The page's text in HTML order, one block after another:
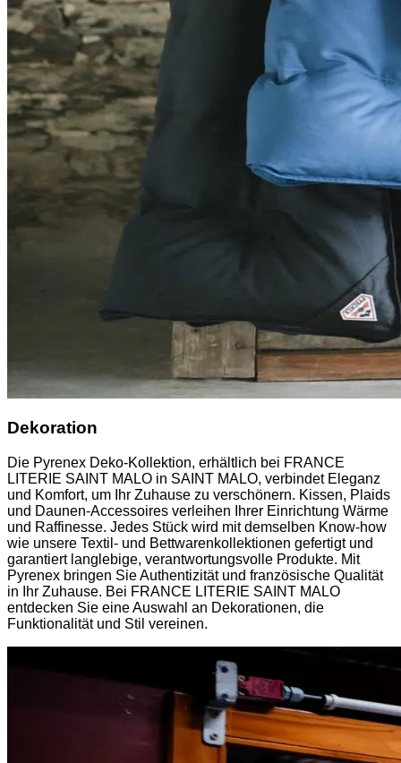
Dekoration
Die Pyrenex Deko-Kollektion, erhältlich bei FRANCE
LITERIE SAINT MALO in SAINT MALO, verbindet Eleganz
und Komfort, um Ihr Zuhause zu verschönern. Kissen, Plaids
und Daunen-Accessoires verleihen Ihrer Einrichtung Wärme
und Raffinesse. Jedes Stück wird mit demselben Know-how
wie unsere Textil- und Bettwarenkollektionen gefertigt und
garantiert langlebige, verantwortungsvolle Produkte. Mit
Pyrenex bringen Sie Authentizität und französische Qualität
in Ihr Zuhause. Bei FRANCE LITERIE SAINT MALO
entdecken Sie eine Auswahl an Dekorationen, die
Funktionalität und Stil vereinen.